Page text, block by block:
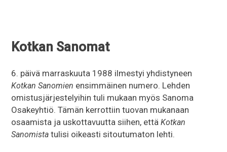
Kotkan Sanomat
6. päivä marraskuuta 1988 ilmestyi yhdistyneen
Kotkan Sanomien ensimmäinen numero. Lehden
omistusjärjestelyihin tuli mukaan myös Sanoma
Osakeyhtiö. Tämän kerrottiin tuovan mukanaan
osaamista ja uskottavuutta siihen, ettäKotkan
Sanomista tulisi oikeasti sitoutumaton lehti.